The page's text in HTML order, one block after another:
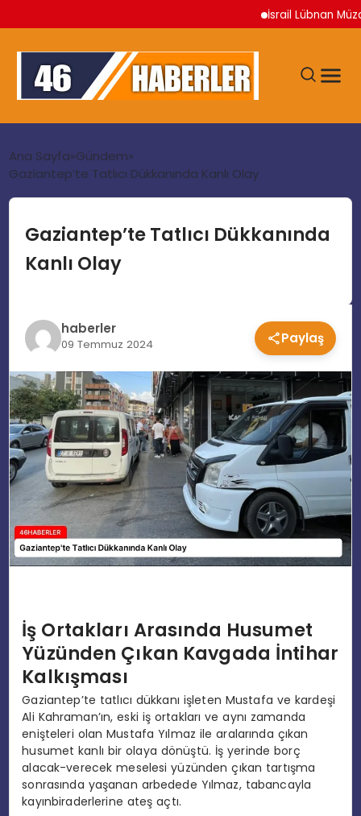
İsrail Lübnan
GÜNDEM
EKONOMI
TEKNOLOJI
EĞITIM
MAGAZIN
SPOR
YAŞAM
Ana Sayfa Gündem
Gaziantep’te Tatlıcı Dükkanında Kanlı Olay
Gaziantep’te Tatlıcı Dükkanında
Kanlı Olay
haberler
09 Temmuz 2024 Paylaş
İş Ortakları Arasında Husumet
Yüzünden Çıkan Kavgada İntihar
Kalkışması
Gaziantep’te tatlıcı dükkanı işleten Mustafa ve kardeşi
Ali Kahraman’ın, eski iş ortakları ve aynı zamanda
enişteleri olan Mustafa Yılmaz ile aralarında çıkan
husumet kanlı bir olaya dönüştü. İş yerinde borç
alacak-verecek meselesi yüzünden çıkan tartışma
sonrasında yaşanan arbedede Yılmaz, tabancayla
kayınbiraderlerine ateş açtı.